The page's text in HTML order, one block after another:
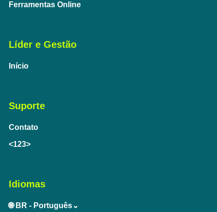
Ferramentas Online
Líder e Gestão
Início
Suporte
Contato
<123>
Idiomas
🌐 BR - Português⌄